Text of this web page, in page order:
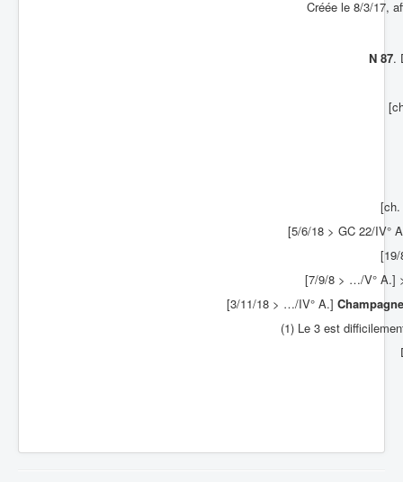
Créée le 8/3/17,
N 87.
[5/6/18 > GC 22/IV°
[7/9/8 > …/V° A.]
[3/11/18 > …/IV° A.] Champagne
(1) Le 3 est